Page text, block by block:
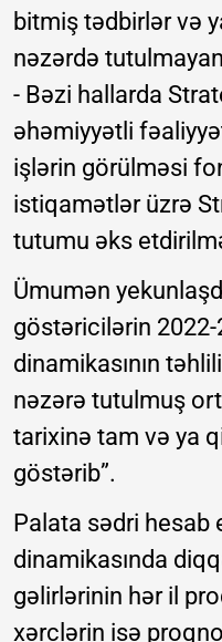
bitmiş tədbirlər və
nəzərdə
- Bəzi hallarda
əhəmiyyətli
işlərin görülməsi
istiqamətlər üzrə
tutumu əks
Ümumən
göstəricilərin
dinamikasının
nəzərə tutulmuş
tarixinə tam və ya
göstərib”.
Palata sədri hesab
dinamikasında
gəlirlərinin hər il
xərclərin isə